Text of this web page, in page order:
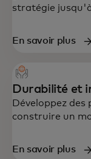
stratégie
En savoir plus
Durabilité et
Développez
construire un
En savoir plus